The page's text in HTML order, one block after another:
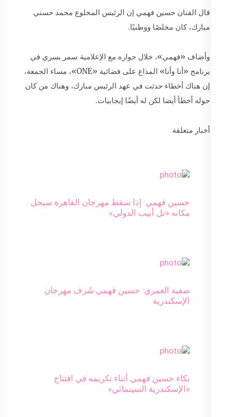
قال الفنان حسين فهمي إن الرئيس المخلوع محمد حسني
مبارك، كان مخلصًا ووطنيًا.
وأضاف «فهمي»، خلال حواره مع الإعلامية سمر يسري في
برنامج «أنا وأنا» المذاع على فضائية «ONE»، مساء الجمعة،
إن هناك أخطاء حدثت في عهد الرئيس مبارك، وهناك من كان
حوله أخطأ أيضا لكن له أيضًا إيجابيات.
أخبار متعلقة
حسين فهمي: إذا سقط مهرجان القاهرة سيحل
مكانه «تل أبيب الدولي»
صفية العمري: حسين فهمي شَرف مهرجان
الإسكندرية
بكاء حسين فهمي أثناء تكريمه في افتتاح
«الإسكندرية السينمائي»